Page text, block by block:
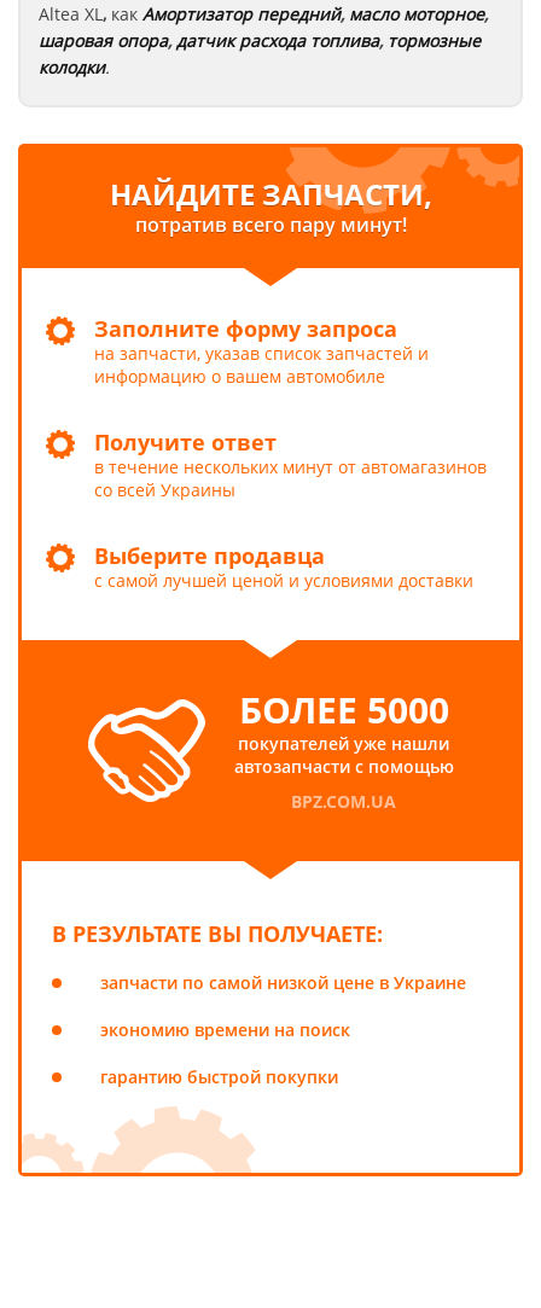
Altea XL, как Амортизатор передний, масло моторное,
шаровая опора,датчик расхода топлива, тормозные
колодки.
НАЙДИТЕ ЗАПЧАСТИ,
потратив всего пару минут!
Заполните форму запроса
на запчасти, указав список запчастей и
информацию о вашем автомобиле
Получите ответ
в течение нескольких минут от автомагазинов
со всей Украины
Выберите продавца
с самой лучшей ценой и условиями доставки
БОЛЕЕ 5000
покупателей уже нашли
автозапчасти с помощью
BPZ.COM.UA
В РЕЗУЛЬТАТЕ ВЫ ПОЛУЧАЕТЕ:
запчасти по самой низкой цене в Украине
экономию времени на поиск
гарантию быстрой покупки